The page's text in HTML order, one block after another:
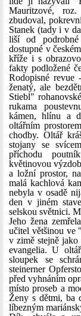
Mauritzové,
zbudoval,
Stanek (tady i v
liší od
dostupné v
kříže i s
fakty podložené
Rodopisné
ženatý, ale
Stiebl"
rukama
kámen, hlínu a
oltářním
chodby. Oltář
stojany se
příchodu
květinovou
a ložní prostor,
malá kachlová
nebyla v osadě
den v jiném
selskou světnici.
Jeho žena
učitel většinou ve
v zimě stejně
evangelia. U
sloupek se
steinerner
před vyhnáním
místo proseb a
Ženy s dětmi, ba
líbezným